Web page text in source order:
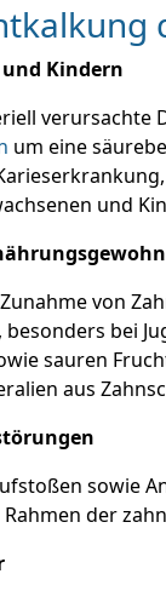
Kindern
verursachte
um eine
und
von
bei
sauren
aus
sowie
der